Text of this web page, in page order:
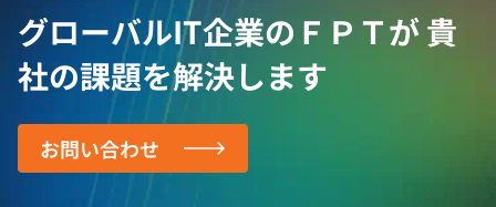
グローバルIT企業のＦＰＴが貴
社の課題を解決します
お問い合わせ